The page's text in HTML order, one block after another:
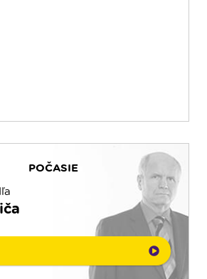
POČASIE